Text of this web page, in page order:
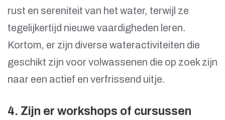
rust en sereniteit van het water, terwijl ze
tegelijkertijd nieuwe vaardigheden leren.
Kortom, er zijn diverse wateractiviteiten die
geschikt zijn voor volwassenen die op zoek zijn
naar een actief en verfrissend uitje.
4. Zijn er workshops of cursussen